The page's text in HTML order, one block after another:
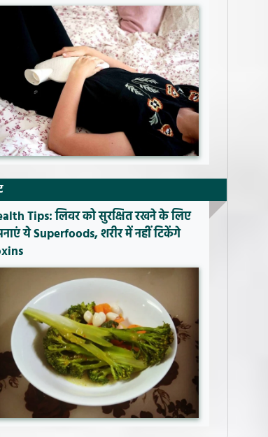
Tips: लिवर को सुरक्षित रखने के लिए
ये Superfoods, शरीर में नहीं टिकेंगे